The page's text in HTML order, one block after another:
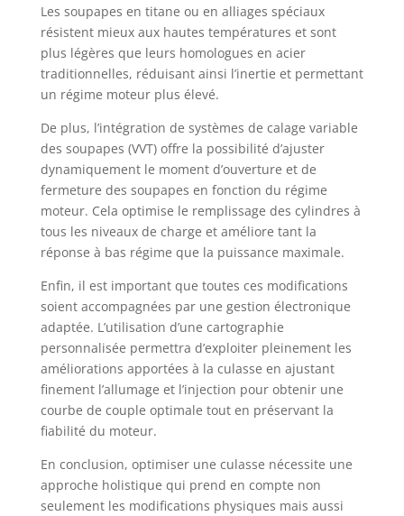
Les soupapes en titane ou en alliages spéciaux
résistent mieux aux hautes températures et sont
plus légères que leurs homologues en acier
traditionnelles, réduisant ainsi l’inertie et permettant
un régime moteur plus élevé.
De plus, l’intégration de systèmes de calage variable
des soupapes (VVT) offre la possibilité d’ajuster
dynamiquement le moment d’ouverture et de
fermeture des soupapes en fonction du régime
moteur. Cela optimise le remplissage des cylindres à
tous les niveaux de charge et améliore tant la
réponse à bas régime que la puissance maximale.
Enfin, il est important que toutes ces modifications
soient accompagnées par une gestion électronique
adaptée. L’utilisation d’une cartographie
personnalisée permettra d’exploiter pleinement les
améliorations apportées à la culasse en ajustant
finement l’allumage et l’injection pour obtenir une
courbe de couple optimale tout en préservant la
fiabilité du moteur.
En conclusion, optimiser une culasse nécessite une
approche holistique qui prend en compte non
seulement les modifications physiques mais aussi